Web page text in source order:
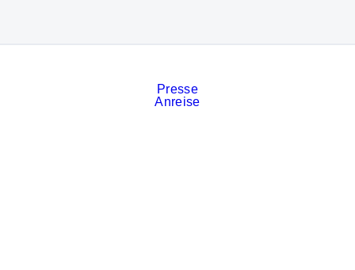
Presse
Anreise